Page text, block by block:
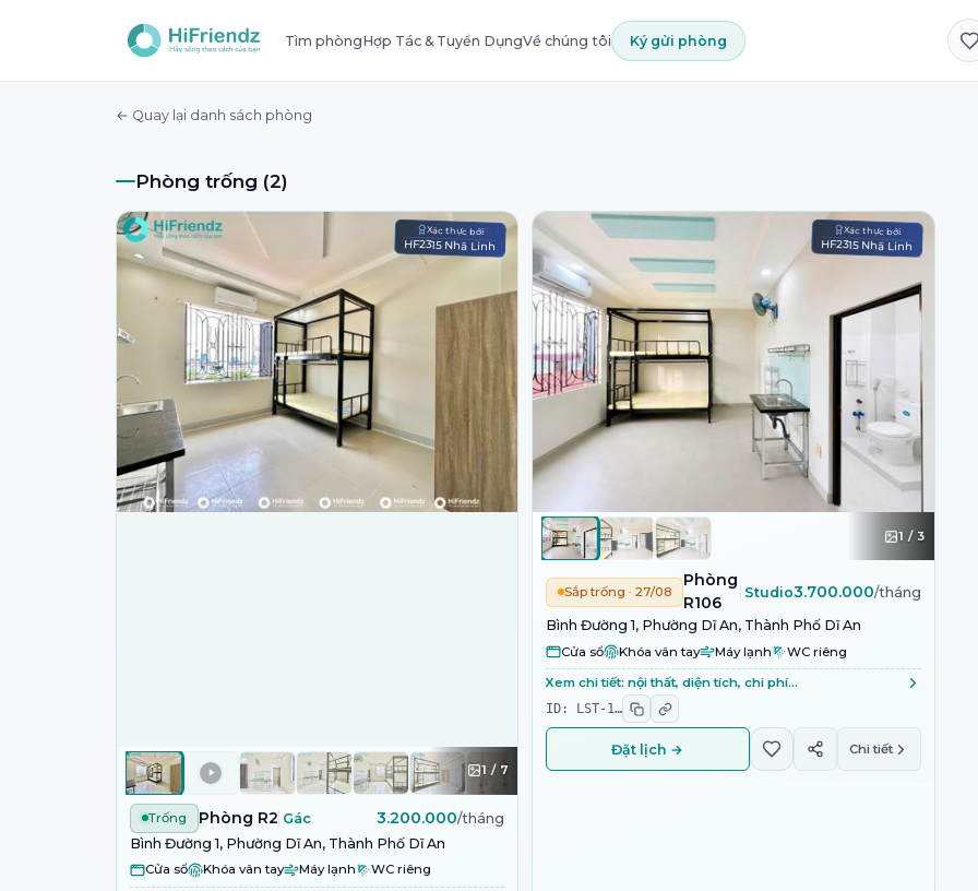
Tìm phòngHợp Tác & Tuyển DụngVề chúng tôi Ký gửi phòng
← Quay lại danh sách phòng
Phòng trống (2)
Xác thực bởi
HF2315 Nhã Linh
1 / 7
Trống Phòng R2 Gác 3.200.000/tháng
Bình Đường 1, Phường Dĩ An, Thành Phố Dĩ An
Cửa sổ Khóa vân tay Máy lạnh WC riêng
Xác thực bởi
HF2315 Nhã Linh
1 / 3
Sắp trống · 27/08
Phòng
R106
Studio3.700.000/tháng
Bình Đường 1, Phường Dĩ An, Thành Phố Dĩ An
Cửa sổ Khóa vân tay Máy lạnh WC riêng
Xem chi tiết: nội thất, diện tích, chi phí…
ID:
LST-1…
Đặt lịch → Chi tiết